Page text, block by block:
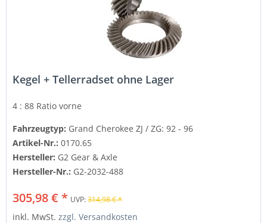
Kegel + Tellerradset ohne Lager
4 : 88 Ratiovorne
Fahrzeugtyp: Grand Cherokee ZJ / ZG: 92 - 96
Artikel-Nr.:0170.65
Hersteller: G2 Gear & Axle
Hersteller-Nr.: G2-2032-488
305,98 € * UVP:314,98 € *
inkl. MwSt.zzgl. Versandkosten